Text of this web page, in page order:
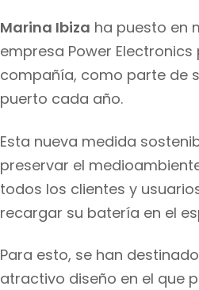
Marina Ibiza ha puesto en
empresa Power Electronics
compañía, como parte de
puerto cada año.
Esta nueva medida
preservar el
todos los clientes y
recargar su batería en el
Para esto, se han
atractivo diseño en el que